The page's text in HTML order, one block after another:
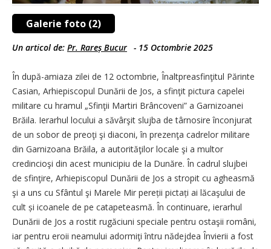
Galerie foto (2)
Un articol de: Pr. Rareș Bucur - 15 Octombrie 2025
În după-amiaza zilei de 12 octombrie, Înaltpreasfinţitul Părinte
Casian, Arhiepiscopul Dunării de Jos, a sfinţit pictura capelei
militare cu hramul „Sfinţii Martiri Brâncoveni” a Garnizoanei
Brăila. Ierarhul locului a săvârşit slujba de târnosire înconjurat
de un sobor de preoţi şi diaconi, în prezenţa cadrelor militare
din Garnizoana Brăila, a autorităţilor locale şi a multor
credincioşi din acest municipiu de la Dunăre. În cadrul slujbei
de sfinţire, Arhiepiscopul Dunării de Jos a stropit cu agheasmă
şi a uns cu Sfântul şi Marele Mir pereții pictați ai lăcaşului de
cult și icoanele de pe catapeteasmă. În continuare, ierarhul
Dunării de Jos a rostit rugăciuni speciale pentru ostaşii români,
iar pentru eroii neamului adormiţi întru nădejdea Învierii a fost